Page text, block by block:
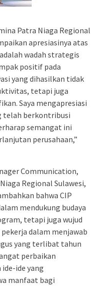
Patra Niaga Regional
apresiasinya atas
wadah strategis
positif pada
yang dihasilkan tidak
tetapi juga
Saya mengapresiasi
telah berkontribusi
semangat ini
perusahaan,”
Communication,
Regional Sulawesi,
bahwa CIP
mendukung budaya
tetapi juga wujud
dalam menjawab
yang terlibat tahun
perbaikan
ide yang
manfaat bagi